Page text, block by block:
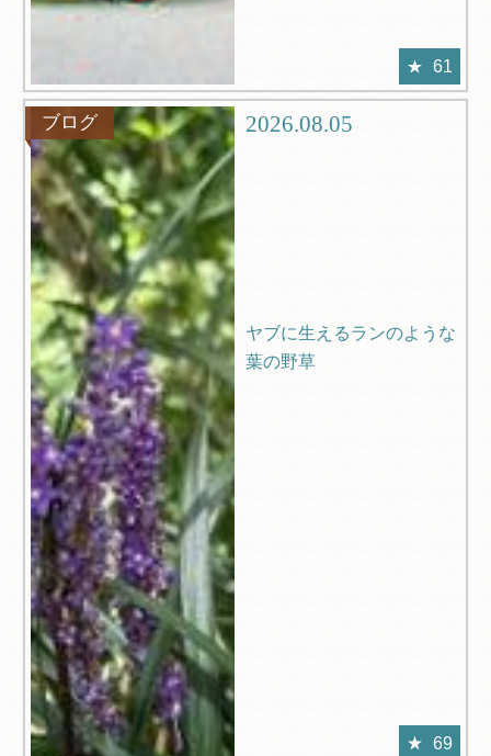
61
ブログ 2026.08.05
ヤブに生えるランのような
葉の野草
69